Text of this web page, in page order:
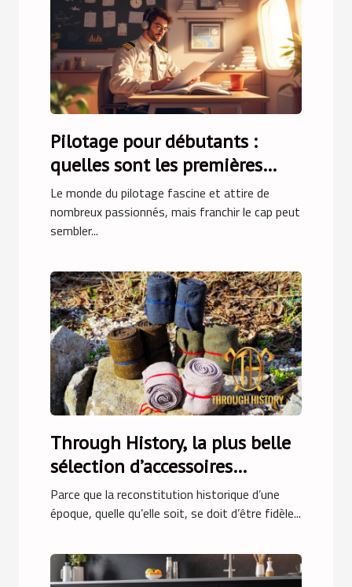
Pilotage pour débutants :
quelles sont les premières
étapes ?
Le monde du pilotage fascine et attire de
nombreux passionnés, mais franchir le cap peut
sembler...
Through History, la plus belle
sélection d’accessoires
médiévaux !
Parce que la reconstitution historique d’une
époque, quelle qu’elle soit, se doit d’être fidèle...